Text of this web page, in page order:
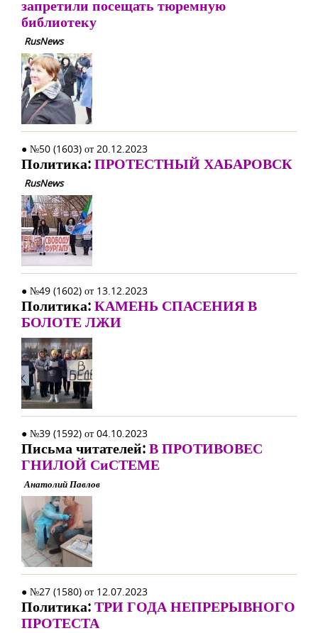
запретили посещать тюремную
библиотеку
RusNews
● №50 (1603) от 20.12.2023
Политика:ПРОТЕСТНЫЙ ХАБАРОВСК
RusNews
● №49 (1602) от 13.12.2023
Политика:КАМЕНЬ СПАСЕНИЯ В
БОЛОТЕ ЛЖИ
● №39 (1592) от 04.10.2023
Письма читателей:В ПРОТИВОВЕС
ГНИЛОЙ СиСТЕМЕ
Анатолий Павлов
● №27 (1580) от 12.07.2023
Политика:ТРИ ГОДА НЕПРЕРЫВНОГО
ПРОТЕСТА